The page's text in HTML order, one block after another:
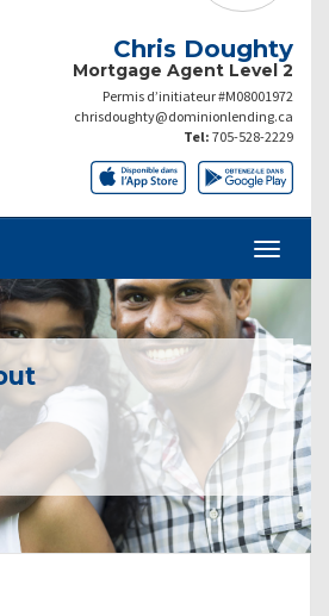
Chris Doughty
Mortgage Agent Level 2
Permis d’initiateur #M08001972
chrisdoughty@dominionlending.ca
Tel: 705-528-2229